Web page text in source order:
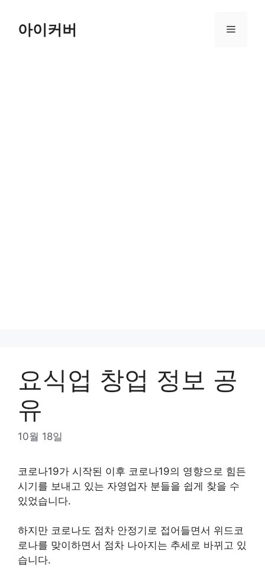
content아이커버 Menu
요식업 창업 정보 공
유
10월 18일
코로나19가 시작된 이후 코로나19의 영향으로 힘든
시기를 보내고 있는 자영업자 분들을 쉽게 찾을 수
있었습니다.
하지만 코로나도 점차 안정기로 접어들면서 위드코
로나를 맞이하면서 점차 나아지는 추세로 바뀌고 있
습니다.